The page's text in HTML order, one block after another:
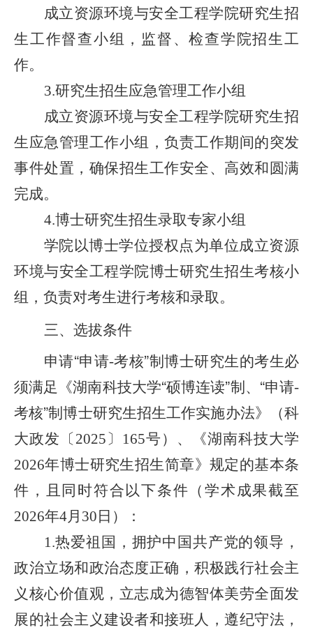
成立资源环境与安全工程学院研究生招
生工作督查小组，监督、检查学院招生工
作。
3.研究生招生应急管理工作小组
成立资源环境与安全工程学院研究生招
生应急管理工作小组，负责工作期间的突发
事件处置，确保招生工作安全、高效和圆满
完成。
4.博士研究生招生录取专家小组
学院以博士学位授权点为单位成立资源
环境与安全工程学院博士研究生招生考核小
组，负责对考生进行考核和录取。
三、选拔条件
申请“申请-考核”制博士研究生的考生必
须满足 《湖南科技大学“硕博连读”制、 “申请-
考核”制博士研究生招生工作实施办法》（科
大政发〔2025〕 165号） 、《湖南科技大学
2026年博士研究生招生简章》规定的基本条
件，且同时符合以下条件 （学术成果截至
2026年4月 30日）：
1.热爱祖国，拥护中国共产党的领导，
政治立场和政治态度正确，积极践行社会主
义核心价值观，立志成为德智体美劳全面发
展的社会主义建设者和接班人，遵纪守法，